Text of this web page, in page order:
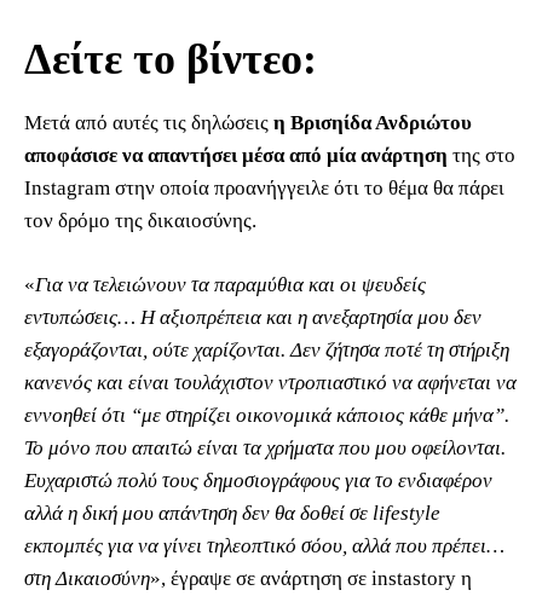
Δείτε το βίντεο:
Μετά από αυτές τις δηλώσεις η Βρισηίδα Ανδριώτου
αποφάσισε να απαντήσει μέσα από μία ανάρτηση της στο
Instagram στην οποία προανήγγειλε ότι το θέμα θα πάρει
τον δρόμο της δικαιοσύνης.
«Για να τελειώνουν τα παραμύθια και οι ψευδείς
εντυπώσεις… Η αξιοπρέπεια και η ανεξαρτησία μου δεν
εξαγοράζονται, ούτε χαρίζονται. Δεν ζήτησα ποτέ τη στήριξη
κανενός και είναι τουλάχιστον ντροπιαστικό να αφήνεται να
εννοηθεί ότι “με στηρίζει οικονομικά κάποιος κάθε μήνα”.
Το μόνο που απαιτώ είναι τα χρήματα που μου οφείλονται.
Ευχαριστώ πολύ τους δημοσιογράφους για το ενδιαφέρον
αλλά η δική μου απάντηση δεν θα δοθεί σε lifestyle
εκπομπές για να γίνει τηλεοπτικό σόου, αλλά που πρέπει…
στη Δικαιοσύνη», έγραψε σε ανάρτηση σε instastory η